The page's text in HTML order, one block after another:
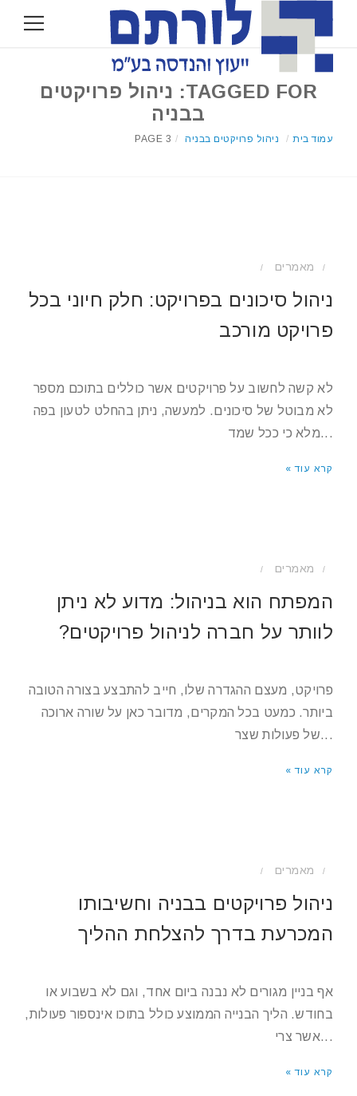
TAGGED FOR: ניהול פרויקטים
בבניה
עמוד בית / ניהול פרויקטים בבניה /
PAGE 3
/ מאמרים /
ניהול סיכונים בפרויקט: חלק חיוני בכל
פרויקט מורכב
לא קשה לחשוב על פרויקטים אשר כוללים בתוכם מספר
לא מבוטל של סיכונים. למעשה, ניתן בהחלט לטעון בפה
מלא כי ככל שמד...
קרא עוד »
/ מאמרים /
המפתח הוא בניהול: מדוע לא ניתן
לוותר על חברה לניהול פרויקטים?
פרויקט, מעצם ההגדרה שלו, חייב להתבצע בצורה הטובה
ביותר. כמעט בכל המקרים, מדובר כאן על שורה ארוכה
של פעולות שצר...
קרא עוד »
/ מאמרים /
ניהול פרויקטים בבניה וחשיבותו
המכרעת בדרך להצלחת ההליך
אף בניין מגורים לא נבנה ביום אחד, וגם לא בשבוע או
בחודש. הליך הבנייה הממוצע כולל בתוכו אינספור פעולות,
אשר צרי...
קרא עוד »